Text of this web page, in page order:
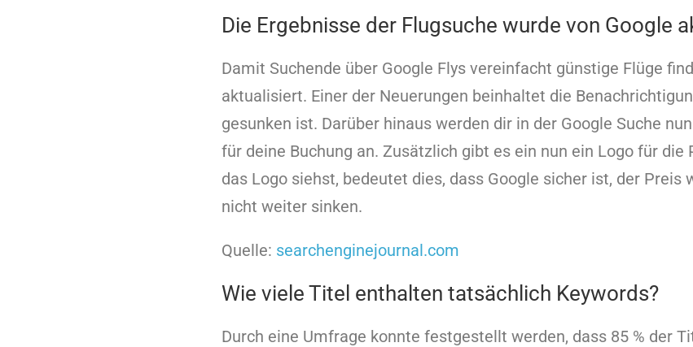
Die Ergebnisse der Flugsuche wurde von Google
Damit Suchende über Google Flys vereinfacht günstige Flüge
aktualisiert. Einer der Neuerungen beinhaltet die
gesunken ist. Darüber hinaus werden dir in der Google Suche
für deine Buchung an. Zusätzlich gibt es ein nun ein Logo für die
das Logo siehst, bedeutet dies, dass Google sicher ist, der Preis
nicht weiter sinken.
Quelle: searchenginejournal.com
Wie viele Titel enthalten tatsächlich Keywords?
Durch eine Umfrage konnte festgestellt werden, dass 85 % der